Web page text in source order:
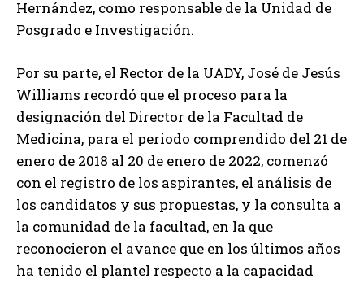
Hernández, como responsable de la Unidad de
Posgrado e Investigación.
Por su parte, el Rector de la UADY, José de Jesús
Williams recordó que el proceso para la
designación del Director de la Facultad de
Medicina, para el periodo comprendido del 21 de
enero de 2018 al 20 de enero de 2022, comenzó
con el registro de los aspirantes, el análisis de
los candidatos y sus propuestas, y la consulta a
la comunidad de la facultad, en la que
reconocieron el avance que en los últimos años
ha tenido el plantel respecto a la capacidad